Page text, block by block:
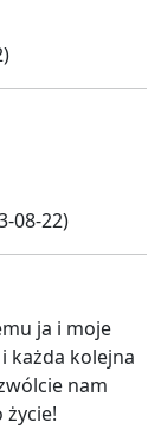
08-22)
ja i moje
każda kolejna
nam
życie!